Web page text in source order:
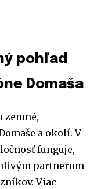
pohľad
Domaša
zemné,
a okolí. V
funguje,
partnerom
Viac